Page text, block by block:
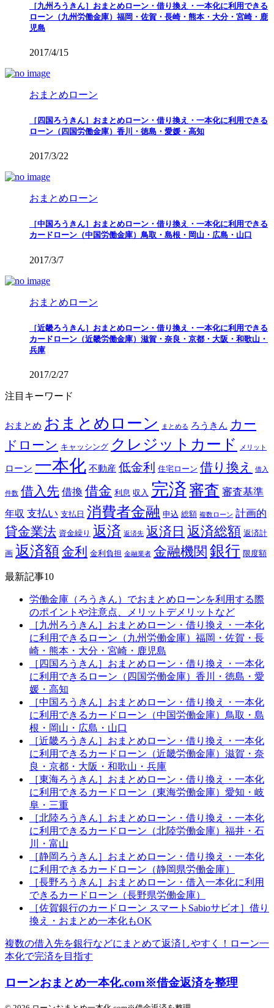
［九州ろうきん］おまとめローン・借り換え・一本化に利用できる
ローン（九州労働金庫）福岡・佐賀・長崎・熊本・大分・宮崎・鹿
児島
2017/4/15
おまとめローン
［四国ろうきん］おまとめローン・借り換え・一本化に利用できる
ローン（四国労働金庫）香川・徳島・愛媛・高知
2017/3/22
おまとめローン
［中国ろうきん］おまとめローン・借り換え・一本化に利用できる
カードローン（中国労働金庫）鳥取・島根・岡山・広島・山口
2017/3/7
おまとめローン
［近畿ろうきん］おまとめローン・借り換え・一本化に利用できる
カードローン（近畿労働金庫）滋賀・奈良・京都・大阪・和歌山・
兵庫
2017/2/27
注目キーワード
おまとめ おまとめローン まとめる ろうきん カー
ドローン キャッシング クレジットカード メリット
ローン 一本化 不動産 低金利 住宅ローン 借り換え 借入
件数 借入先 借換 借金 利息 収入 完済 審査 審査基準
年収 支払い 支払日 消費者金融 申込 総額 複数ローン 計画的
貸金業法 資金繰り 返済 返済先 返済日 返済総額 返済計
画 返済額金利 金利負担 金融業者 金融機関 銀行 限度額
最新記事10
労働金庫（ろうきん）でおまとめローンを利用する際
のポイントや注意点、メリットデメリットなど
［九州ろうきん］おまとめローン・借り換え・一本化
に利用できるローン（九州労働金庫）福岡・佐賀・長
崎・熊本・大分・宮崎・鹿児島
［四国ろうきん］おまとめローン・借り換え・一本化
に利用できるローン（四国労働金庫）香川・徳島・愛
媛・高知
［中国ろうきん］おまとめローン・借り換え・一本化
に利用できるカードローン（中国労働金庫）鳥取・島
根・岡山・広島・山口
［近畿ろうきん］おまとめローン・借り換え・一本化
に利用できるカードローン（近畿労働金庫）滋賀・奈
良・京都・大阪・和歌山・兵庫
［東海ろうきん］おまとめローン・借り換え・一本化
に利用できるカードローン（東海労働金庫）愛知・岐
阜・三重
［北陸ろうきん］おまとめローン・借り換え・一本化
に利用できるカードローン（北陸労働金庫）福井・石
川・富山
［静岡ろうきん］おまとめローン・借り換え・一本化
に利用できるカードローン（静岡県労働金庫）
［長野ろうきん］おまとめローン・借入一本化に利用
できるカードローン（長野県労働金庫）
［佐賀銀行のカードローン スマートSabioサビオ］借り
換え・おまとめ一本化もOK
複数の借入先を銀行などにまとめて返済しやすく！ローン一
本化で完済を目指す
ローンおまとめ一本化.com※借金返済を整理